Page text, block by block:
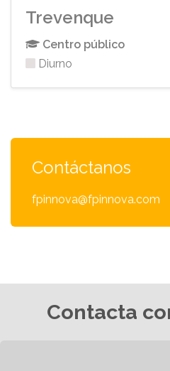
Trevenque
Centro público
Diurno
Contáctanos
fpinnova@fpinnova.com
Contacta